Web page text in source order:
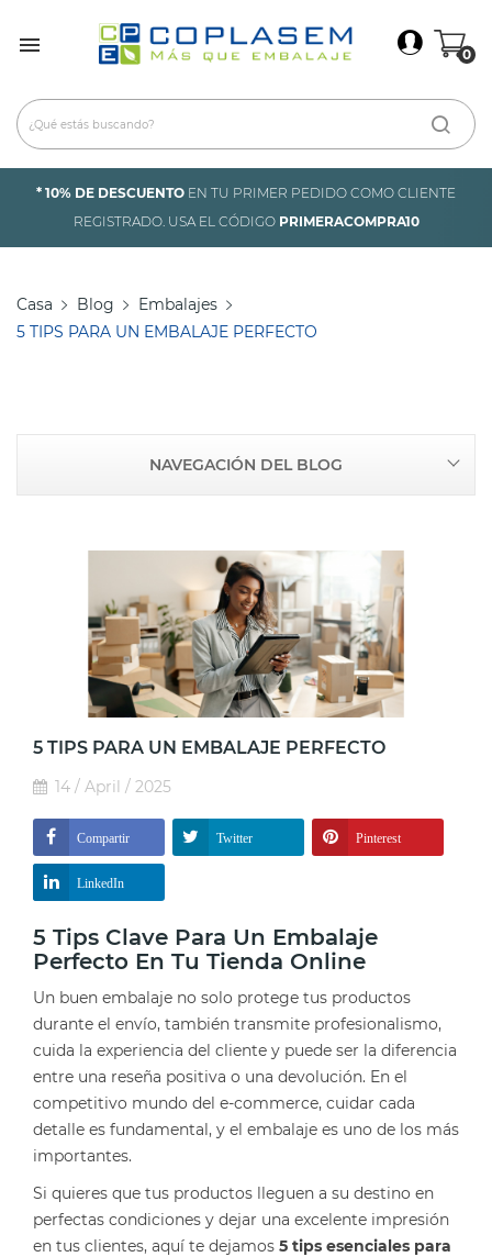
 0
* 10% DE DESCUENTO EN TU PRIMER PEDIDO COMO CLIENTE
REGISTRADO. USA EL CÓDIGO PRIMERACOMPRA10
Casa Blog
Embalajes
5 TIPS PARA UN EMBALAJE PERFECTO
NAVEGACIÓN DEL BLOG
5 TIPS PARA UN EMBALAJE PERFECTO
14 / April / 2025
Compartir Twitter Pinterest
LinkedIn
5 Tips Clave Para Un Embalaje
Perfecto En Tu Tienda Online
Un buen embalaje no solo protege tus productos
durante el envío, también transmite profesionalismo,
cuida la experiencia del cliente y puede ser la diferencia
entre una reseña positiva o una devolución. En el
competitivo mundo del e-commerce, cuidar cada
detalle es fundamental, y el embalaje es uno de los más
importantes.
Si quieres que tus productos lleguen a su destino en
perfectas condiciones y dejar una excelente impresión
en tus clientes, aquí te dejamos 5 tips esenciales para
Iniciar Sesión ×
Debes iniciar sesión para guardar productos en tu
lista de deseos.
Cancelar Iniciar sesión